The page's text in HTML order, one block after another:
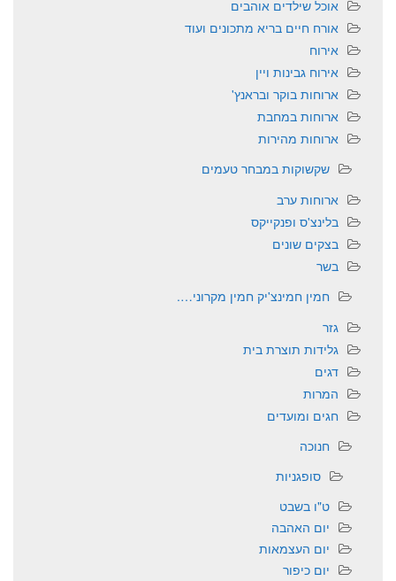
אוכל שילדים אוהבים
אורח חיים בריא מתכונים ועוד
אירוח
אירוח גבינות ויין
ארוחות בוקר ובראנץ'
ארוחות במחבת
ארוחות מהירות
שקשוקות במבחר טעמים
ארוחות ערב
בלינצ'ס ופנקייקס
בצקים שונים
בשר
חמין חמינצ'יק חמין מקרוני….
גזר
גלידות תוצרת בית
דגים
המרות
חגים ומועדים
חנוכה
סופגניות
ט"ו בשבט
יום האהבה
יום העצמאות
יום כיפור